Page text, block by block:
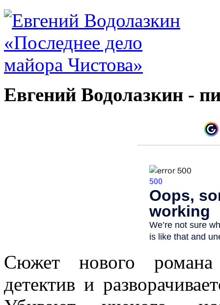
Евгений Водолазкин -
Сюжет нового романа
детектив и